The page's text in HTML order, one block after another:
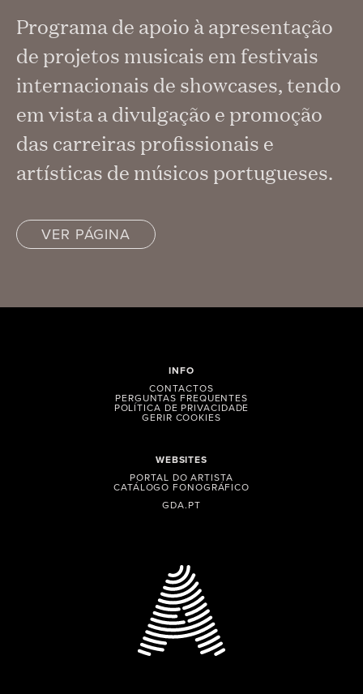
Programa de apoio à apresentação
de projetos musicais em festivais
internacionais de showcases, tendo
em vista a divulgação e promoção
das carreiras profissionais e
artísticas de músicos portugueses.
VER PÁGINA
WEBSITES
PORTAL DO ARTISTA
CATÁLOGO FONOGRÁFICO
GDA.PT
INFO
CONTACTOS
PERGUNTAS FREQUENTES
POLÍTICA DE PRIVACIDADE
GERIR COOKIES